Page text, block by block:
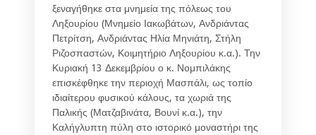
ξεναγήθηκε στα μνημεία της πόλεως του
Ληξουρίου (Μνημείο Ιακωβάτων, Ανδριάντας
Πετρίτση, Ανδριάντας Ηλία Μηνιάτη, Στήλη
Ριζοσπαστών, Κοιμητήριο Ληξουρίου κ.α.). Την
Κυριακή 13 Δεκεμβρίου ο κ. Νομπιλάκης
επισκέφθηκε την περιοχή Μασπάλι, ως τοπίο
ιδιαίτερου φυσικού κάλους, τα χωριά της
Παλικής (Ματζαβινάτα, Βουνί κ.α.), την
Καλήγλυπτη πύλη στο ιστορικό μοναστήρι της